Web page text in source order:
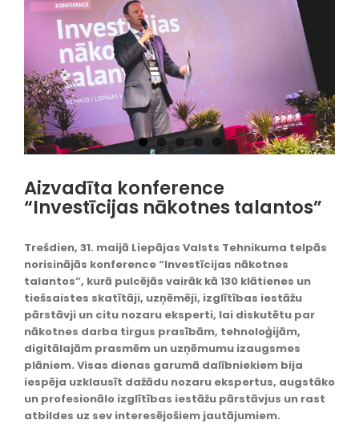
Aizvadīta konference
“Investīcijas nākotnes talantos”
Trešdien, 31. maijā Liepājas Valsts Tehnikuma telpās
norisinājās konference “Investīcijas nākotnes
talantos”, kurā pulcējās vairāk kā 130 klātienes un
tiešsaistes skatītāji, uzņēmēji, izglītības iestāžu
pārstāvji un citu nozaru eksperti, lai diskutētu par
nākotnes darba tirgus prasībām, tehnoloģijām,
digitālajām prasmēm un uzņēmumu izaugsmes
plāniem. Visas dienas garumā dalībniekiem bija
iespēja uzklausīt dažādu nozaru ekspertus, augstāko
un profesionālo izglītības iestāžu pārstāvjus un rast
atbildes uz sev interesējošiem jautājumiem.